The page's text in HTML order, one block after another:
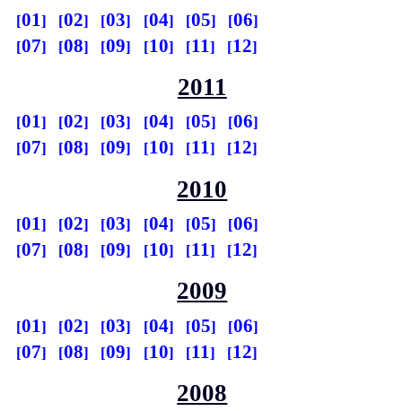
01 02 03 04 05
06
07
08 09 10 11 12
2011
01 02 03 04 05
06
07
08 09 10 11 12
2010
01 02 03 04 05
06
07
08 09 10 11 12
2009
01 02 03 04 05
06
07
08 09 10 11 12
2008